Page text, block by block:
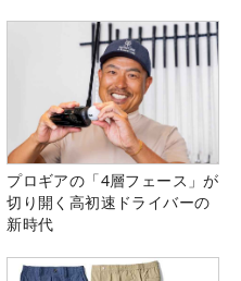
プロギアの「4層フェース」が
切り開く高初速ドライバーの
新時代